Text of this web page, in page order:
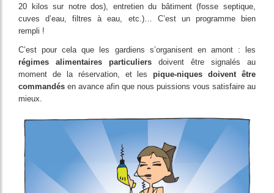
20 kilos sur notre dos), entretien du bâtiment (fosse septique,
cuves d’eau, filtres à eau, etc.)… C’est un programme bien
rempli !
C’est pour cela que les gardiens s’organisent en amont : les
régimes alimentaires particuliers doivent être signalés au
moment de la réservation, et lespique-niques doivent être
commandés en avance afin que nous puissions vous satisfaire au
mieux.